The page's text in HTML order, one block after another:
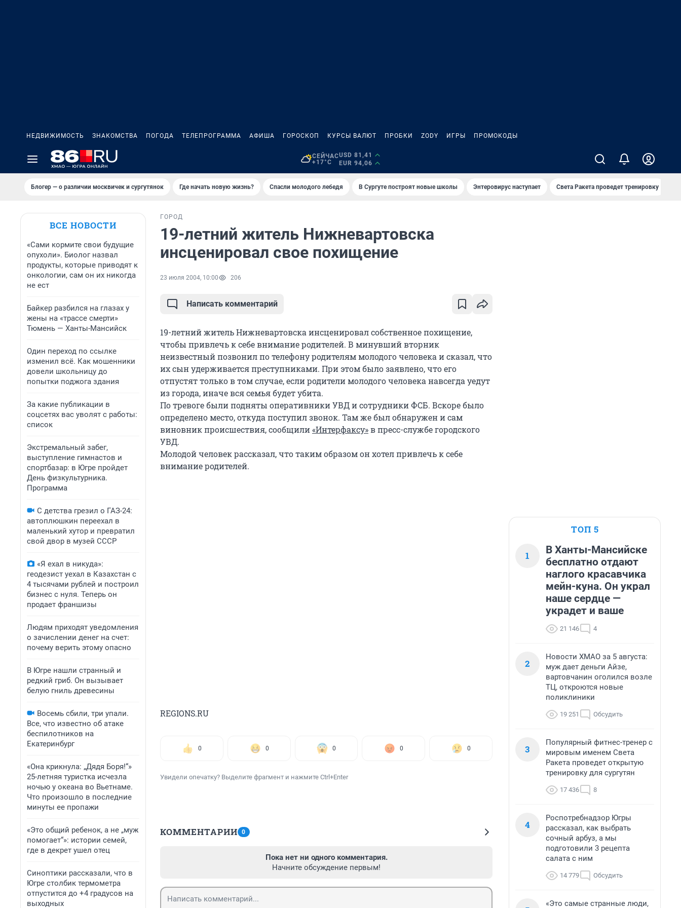
НЕДВИЖИМОСТЬ ЗНАКОМСТВА ПОГОДА ТЕЛЕПРОГРАММА АФИША ГОРОСКОП КУРСЫ ВАЛЮТ ПРОБКИ ZODY ИГРЫ ПРОМОКОДЫ
СЕЙЧАС
+17°C
USD 81,41
EUR 94,06
Блогер — о различии москвичек и сургутянок Где начать новую жизнь? Спасли молодого лебедя В Сургуте построят новые школы Энтеровирус наступает Света Ракета проведет тренировку
ВСЕ НОВОСТИ
«Сами кормите свои будущие
опухоли». Биолог назвал
продукты, которые приводят к
онкологии, сам он их никогда
не ест
Байкер разбился на глазах у
жены на «трассе смерти»
Тюмень — Ханты-Мансийск
Один переход по ссылке
изменил всё. Как мошенники
довели школьницу до
попытки поджога здания
За какие публикации в
соцсетях вас уволят с работы:
список
Экстремальный забег,
выступление гимнастов и
спортбазар: в Югре пройдет
День физкультурника.
Программа
С детства грезил о ГАЗ-24:
автоплюшкин переехал в
маленький хутор и превратил
свой двор в музей СССР
«Я ехал в никуда»:
геодезист уехал в Казахстан с
4 тысячами рублей и построил
бизнес с нуля. Теперь он
продает франшизы
Людям приходят уведомления
о зачислении денег на счет:
почему верить этому опасно
В Югре нашли странный и
редкий гриб. Он вызывает
белую гниль древесины
Восемь сбили, три упали.
Все, что известно об атаке
беспилотников на
Екатеринбург
«Она крикнула: „Дядя Боря!“»
25-летняя туристка исчезла
ночью у океана во Вьетнаме.
Что произошло в последние
минуты ее пропажи
«Это общий ребенок, а не „муж
помогает“»: истории семей,
где в декрет ушел отец
Синоптики рассказали, что в
Югре столбик термометра
отпустится до +4 градусов на
выходных
ГОРОД
19-летний житель Нижневартовска
инсценировал свое похищение
23 июля 2004, 10:00 206
Написать комментарий
19-летний житель Нижневартовска инсценировал собственное похищение,
чтобы привлечь к себе внимание родителей. В минувший вторник
неизвестный позвонил по телефону родителям молодого человека и сказал, что
их сын удерживается преступниками. При этом было заявлено, что его
отпустят только в том случае, если родители молодого человека навсегда уедут
из города, иначе вся семья будет убита.
По тревоге были подняты оперативники УВД и сотрудники ФСБ. Вскоре было
определено место, откуда поступил звонок. Там же был обнаружен и сам
виновник происшествия, сообщили«Интерфаксу»в пресс-службе городского
УВД.
Молодой человек рассказал, что таким образом он хотел привлечь к себе
внимание родителей.
REGIONS.RU
0 0 0 0 0
Увидели опечатку? Выделите фрагмент и нажмите Ctrl+Enter
КОММЕНТАРИИ 0
Пока нет ни одного комментария.
Начните обсуждение первым!
ТОП 5
1
В Ханты-Мансийске
бесплатно отдают
наглого красавчика
мейн-куна. Он украл
наше сердце —
украдет и ваше
21 146 4
2
Новости ХМАО за 5 августа:
муж дает деньги Айзе,
вартовчанин оголился возле
ТЦ, откроются новые
поликлиники
19 251 Обсудить
3
Популярный фитнес-тренер с
мировым именем Света
Ракета проведет открытую
тренировку для сургутян
17 436 8
4
Роспотребнадзор Югры
рассказал, как выбрать
сочный арбуз, а мы
подготовили 3 рецепта
салата с ним
14 779 Обсудить
«Это самые странные люди,